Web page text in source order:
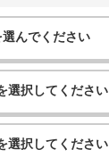
んでください
選択してください
選択してください